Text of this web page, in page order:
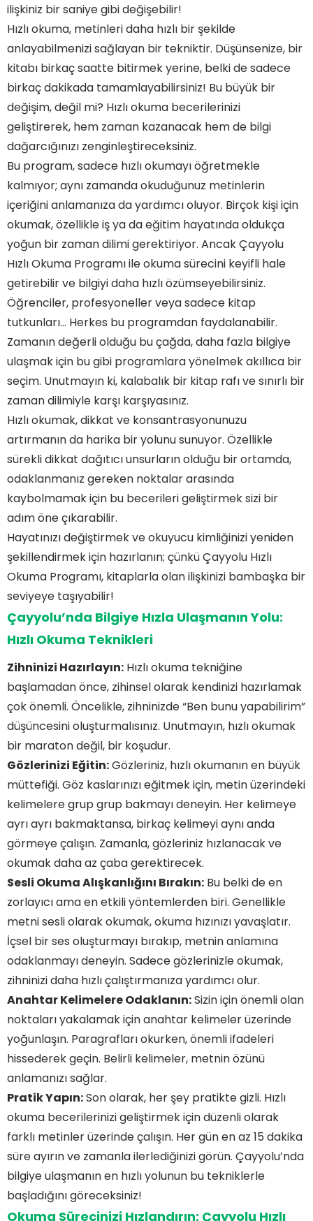
ilişkiniz bir saniye gibi değişebilir!
Hızlı okuma, metinleri daha hızlı bir şekilde
anlayabilmenizi sağlayan bir tekniktir. Düşünsenize, bir
kitabı birkaç saatte bitirmek yerine, belki de sadece
birkaç dakikada tamamlayabilirsiniz! Bu büyük bir
değişim, değil mi? Hızlı okuma becerilerinizi
geliştirerek, hem zaman kazanacak hem de bilgi
dağarcığınızı zenginleştireceksiniz.
Bu program, sadece hızlı okumayı öğretmekle
kalmıyor; aynı zamanda okuduğunuz metinlerin
içeriğini anlamanıza da yardımcı oluyor. Birçok kişi için
okumak, özellikle iş ya da eğitim hayatında oldukça
yoğun bir zaman dilimi gerektiriyor. Ancak Çayyolu
Hızlı Okuma Programı ile okuma sürecini keyifli hale
getirebilir ve bilgiyi daha hızlı özümseyebilirsiniz.
Öğrenciler, profesyoneller veya sadece kitap
tutkunları… Herkes bu programdan faydalanabilir.
Zamanın değerli olduğu bu çağda, daha fazla bilgiye
ulaşmak için bu gibi programlara yönelmek akıllıca bir
seçim. Unutmayın ki, kalabalık bir kitap rafı ve sınırlı bir
zaman dilimiyle karşı karşıyasınız.
Hızlı okumak, dikkat ve konsantrasyonunuzu
artırmanın da harika bir yolunu sunuyor. Özellikle
sürekli dikkat dağıtıcı unsurların olduğu bir ortamda,
odaklanmanız gereken noktalar arasında
kaybolmamak için bu becerileri geliştirmek sizi bir
adım öne çıkarabilir.
Hayatınızı değiştirmek ve okuyucu kimliğinizi yeniden
şekillendirmek için hazırlanın; çünkü Çayyolu Hızlı
Okuma Programı, kitaplarla olan ilişkinizi bambaşka bir
seviyeye taşıyabilir!
Çayyolu’nda Bilgiye Hızla Ulaşmanın Yolu:
Hızlı Okuma Teknikleri
Zihninizi Hazırlayın: Hızlı okuma tekniğine
başlamadan önce, zihinsel olarak kendinizi hazırlamak
çok önemli. Öncelikle, zihninizde “Ben bunu yapabilirim”
düşüncesini oluşturmalısınız. Unutmayın, hızlı okumak
bir maraton değil, bir koşudur.
Gözlerinizi Eğitin:Gözleriniz, hızlı okumanın en büyük
müttefiği. Göz kaslarınızı eğitmek için, metin üzerindeki
kelimelere grup grup bakmayı deneyin. Her kelimeye
ayrı ayrı bakmaktansa, birkaç kelimeyi aynı anda
görmeye çalışın. Zamanla, gözleriniz hızlanacak ve
okumak daha az çaba gerektirecek.
Sesli Okuma Alışkanlığını Bırakın: Bu belki de en
zorlayıcı ama en etkili yöntemlerden biri. Genellikle
metni sesli olarak okumak, okuma hızınızı yavaşlatır.
İçsel bir ses oluşturmayı bırakıp, metnin anlamına
odaklanmayı deneyin. Sadece gözlerinizle okumak,
zihninizi daha hızlı çalıştırmanıza yardımcı olur.
Anahtar Kelimelere Odaklanın:Sizin için önemli olan
noktaları yakalamak için anahtar kelimeler üzerinde
yoğunlaşın. Paragrafları okurken, önemli ifadeleri
hissederek geçin. Belirli kelimeler, metnin özünü
anlamanızı sağlar.
Pratik Yapın:Son olarak, her şey pratikte gizli. Hızlı
okuma becerilerinizi geliştirmek için düzenli olarak
farklı metinler üzerinde çalışın. Her gün en az 15 dakika
süre ayırın ve zamanla ilerlediğinizi görün. Çayyolu’nda
bilgiye ulaşmanın en hızlı yolunun bu tekniklerle
başladığını göreceksiniz!
Okuma Sürecinizi Hızlandırın: Çayyolu Hızlı
Zamanı Daha Verimli Kullanmak: Çayyolu Hızlı
Okuma Programı ile Tanışın!
Gözlerinizi Açın! Çayyolu'nda Hızlı Okuma Devrimi
Başlıyor
Saniyelerle Kitaplar: Çayyolu Hızlı Okuma
Programı ile Okuma Alışkanlığınızı Değiştirin
Çayyolu'nda Bilgiye Hızla Ulaşmanın Yolu: Hızlı
Okuma Teknikleri
Okuma Sürecinizi Hızlandırın: Çayyolu Hızlı
Okuma Programı’na Kayıt Olun!
Çayyolu Hızlı Okuma Programı: Öğrenmeyi
Eğlenceli Hale Getiren Bir Deneyim
Sıkça Sorulan Sorular
Hızlı Okuma Programına Kimler Katılabilir?
Hızlı Okuma Programından Ne Gibi Faydalar
Elde Edebilirim?
Kursa Kaydolmak İçin Hangi Adımları
İzlemeliyim?
Eğitimin Süresi ve İçeriği Nasıldır?
Çayyolu Hızlı Okuma Programı Nedir?